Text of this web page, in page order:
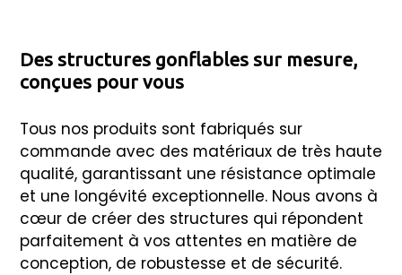
Des structures gonflables sur mesure,
conçues pour vous
Tous nos produits sont fabriqués sur
commande avec des matériaux de très haute
qualité, garantissant une résistance optimale
et une longévité exceptionnelle. Nous avons à
cœur de créer des structures qui répondent
parfaitement à vos attentes en matière de
conception, de robustesse et de sécurité.